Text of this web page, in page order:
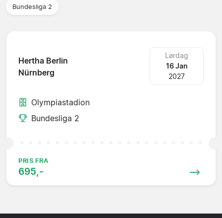
Bundesliga 2
Hertha Berlin
Nürnberg
Lørdag
16 Jan
2027
Olympiastadion
Bundesliga 2
PRIS FRA
695,-